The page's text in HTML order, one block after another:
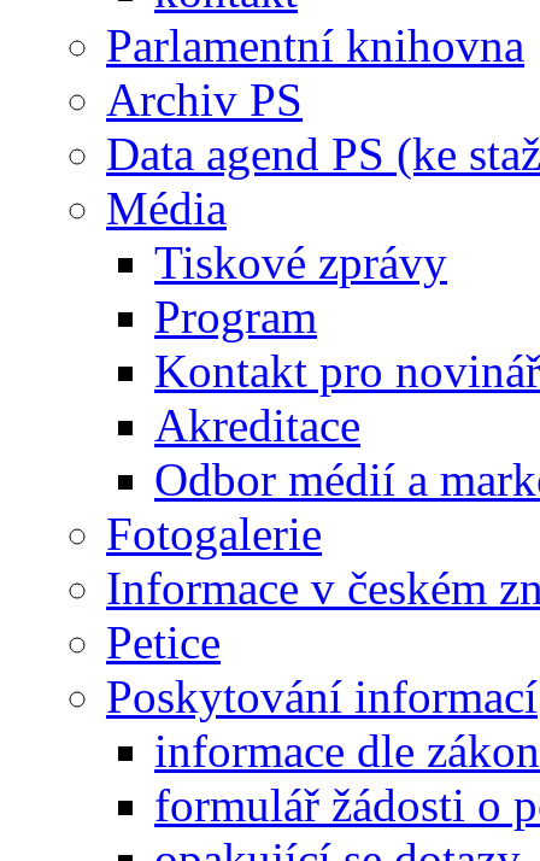
Parlamentní knihovna
Archiv PS
Data agend PS (ke
Média
Tiskové zprávy
Program
Kontakt pro
Akreditace
Odbor médií a
Fotogalerie
Informace v českém
Petice
Poskytování informací
informace dle
formulář žádosti o